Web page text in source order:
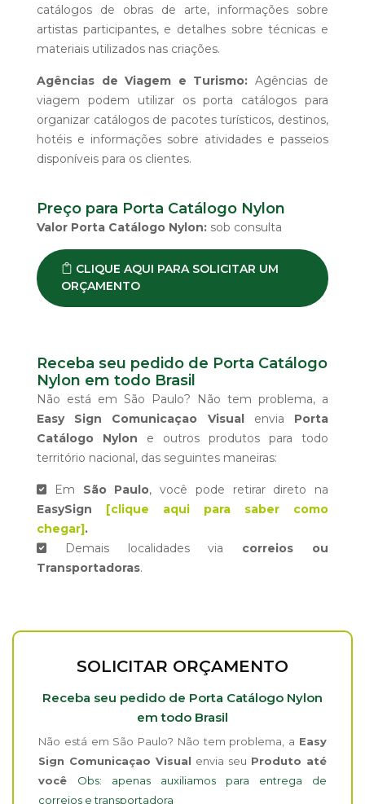
catálogos de obras de arte, informações sobre
artistas participantes, e detalhes sobre técnicas e
materiais utilizados nas criações.
Agências de Viagem e Turismo: Agências de
viagem podem utilizar os porta catálogos para
organizar catálogos de pacotes turísticos, destinos,
hotéis e informações sobre atividades e passeios
disponíveis para os clientes.
Preço para Porta Catálogo Nylon
Valor Porta Catálogo Nylon: sob consulta
CLIQUE AQUI PARA SOLICITAR UM
ORÇAMENTO
Receba seu pedido de Porta Catálogo
Nylon em todo Brasil
Não está em São Paulo? Não tem problema, a
Easy Sign Comunicaçao Visualenvia Porta
Catálogo Nylon e outros produtos para todo
território nacional, das seguintes maneiras:
Em São Paulo, você pode retirar direto na
EasySign [clique aqui para saber como
chegar].
Demais localidades via correios ou
Transportadoras.
SOLICITAR ORÇAMENTO
Receba seu pedido de Porta Catálogo Nylon
em todo Brasil
Não está em São Paulo? Não tem problema, a Easy
Sign Comunicaçao Visual envia seu Produto até
você Obs: apenas auxiliamos para entrega de
correios e transportadora